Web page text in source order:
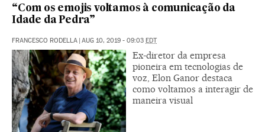
“Com os emojis voltamos à comunicação da
Idade da Pedra”
FRANCESCO RODELLA | AUG 10, 2019 - 09:03 EDT
Ex-diretor da empresa
pioneira em tecnologias de
voz, Elon Ganor destaca
como voltamos a interagir de
maneira visual